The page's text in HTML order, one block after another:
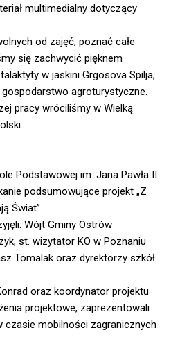
multimedialny dotyczący
od zajęć, poznać całe
się zachwycić pięknem
w jaskini Grgosova Spilja,
agroturystyczne.
pracy wróciliśmy w Wielką
Polski.
Podstawowej im. Jana Pawła II
podsumowujące projekt „Z
Świat”.
Wójt Gminy Ostrów
st. wizytator KO w Poznaniu
Tomalak oraz dyrektorzy szkół
oraz koordynator projektu
projektowe, zaprezentowali
czasie mobilności zagranicznych